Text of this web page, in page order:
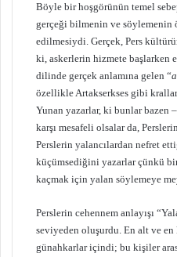
Böyle bir hoşgörünün temel
gerçeği bilmenin ve söylemenin
edilmesiydi. Gerçek, Pers
ki, askerlerin hizmete
dilinde gerçek anlamına gelen “
özellikle Artakserkses gibi
Yunan yazarlar, ki bunlar bazen
karşı mesafeli olsalar da,
Perslerin yalancılardan nefret
küçümsediğini yazarlar çünkü
kaçmak için yalan söylemeye
Perslerin cehennem anlayışı
seviyeden oluşurdu. En alt ve
günahkarlar içindi; bu kişiler